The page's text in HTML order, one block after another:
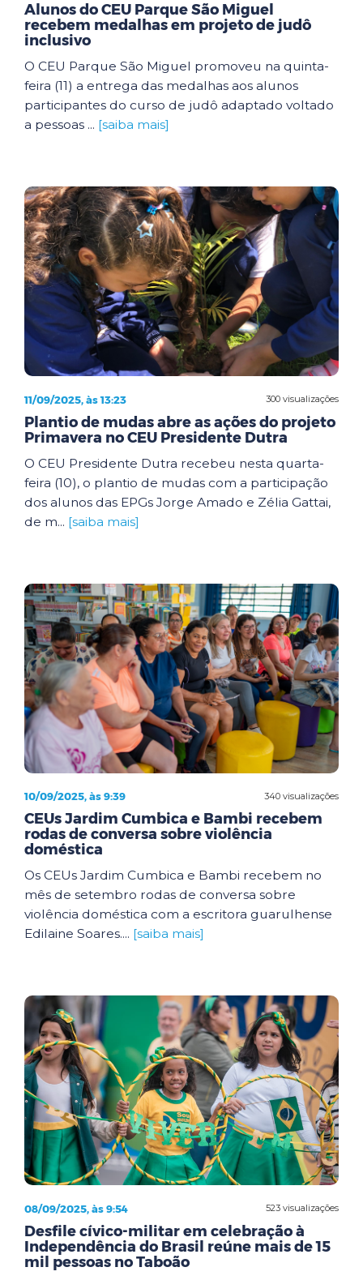
Alunos do CEU Parque São Miguel
recebem medalhas em projeto de judô
inclusivo
O CEU Parque São Miguel promoveu na quinta-
feira (11) a entrega das medalhas aos alunos
participantes do curso de judô adaptado voltado
a pessoas ... [saiba mais]
300 visualizações
11/09/2025, às 13:23
Plantio de mudas abre as ações do projeto
Primavera no CEU Presidente Dutra
O CEU Presidente Dutra recebeu nesta quarta-
feira (10), o plantio de mudas com a participação
dos alunos das EPGs Jorge Amado e Zélia Gattai,
de m... [saiba mais]
340 visualizações
10/09/2025, às 9:39
CEUs Jardim Cumbica e Bambi recebem
rodas de conversa sobre violência
doméstica
Os CEUs Jardim Cumbica e Bambi recebem no
mês de setembro rodas de conversa sobre
violência doméstica com a escritora guarulhense
Edilaine Soares.... [saiba mais]
523 visualizações
08/09/2025, às 9:54
Desfile cívico-militar em celebração à
Independência do Brasil reúne mais de 15
mil pessoas no Taboão